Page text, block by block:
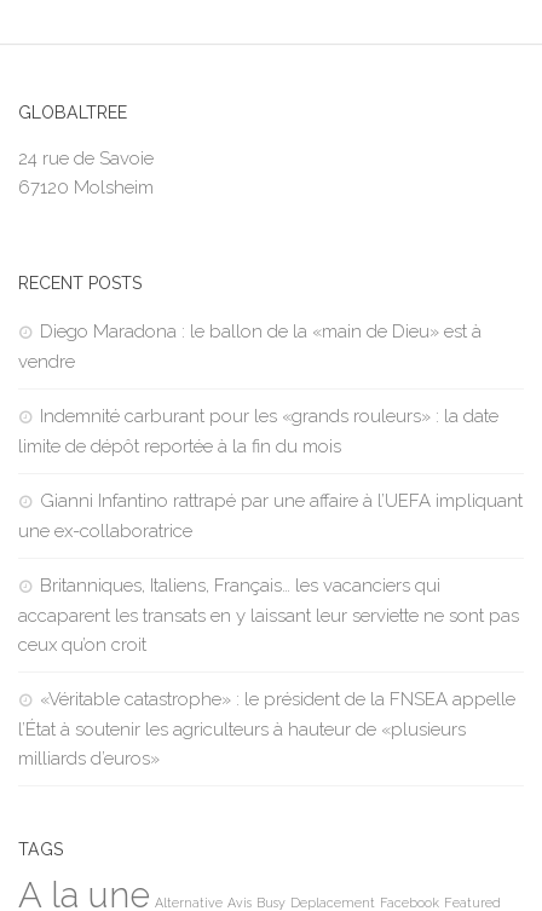
GLOBALTREE
24 rue de Savoie
67120 Molsheim
RECENT POSTS
Diego Maradona : le ballon de la «main de Dieu» est à
vendre
Indemnité carburant pour les «grands rouleurs» : la date
limite de dépôt reportée à la fin du mois
Gianni Infantino rattrapé par une affaire à l’UEFA impliquant
une ex-collaboratrice
Britanniques, Italiens, Français… les vacanciers qui
accaparent les transats en y laissant leur serviette ne sont pas
ceux qu’on croit
«Véritable catastrophe» : le président de la FNSEA appelle
l’État à soutenir les agriculteurs à hauteur de «plusieurs
milliards d’euros»
TAGS
A la une Alternative Avis Busy Deplacement Facebook Featured